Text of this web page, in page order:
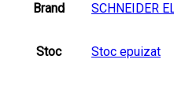
Brand SCHNEIDER
Stoc Stoc epuizat